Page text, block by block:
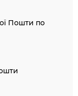
Пошти по